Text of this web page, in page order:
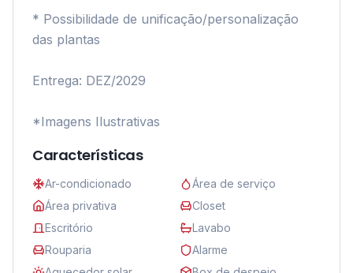
* Possibilidade de unificação/personalização
das plantas
Entrega: DEZ/2029
*Imagens Ilustrativas
Características
Ar-condicionado
Área de serviço
Área privativa
Closet
Escritório
Lavabo
Rouparia
Alarme